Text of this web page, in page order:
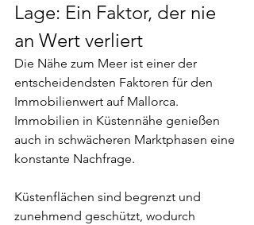
Lage: Ein Faktor, der nie
an Wert verliert
Die Nähe zum Meer ist einer der
entscheidendsten Faktoren für den
Immobilienwert auf Mallorca.
Immobilien in Küstennähe genießen
auch in schwächeren Marktphasen eine
konstante Nachfrage.
Küstenflächen sind begrenzt und
zunehmend geschützt, wodurch